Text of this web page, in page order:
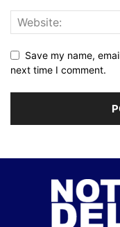
Save my name,
next time I comment.